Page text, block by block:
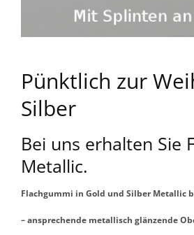
Pünktlich zur
Silber
Bei uns erhalten Sie
Metallic.
Flachgummi in Gold und Silber Metallic
– ansprechende metallisch glänzende